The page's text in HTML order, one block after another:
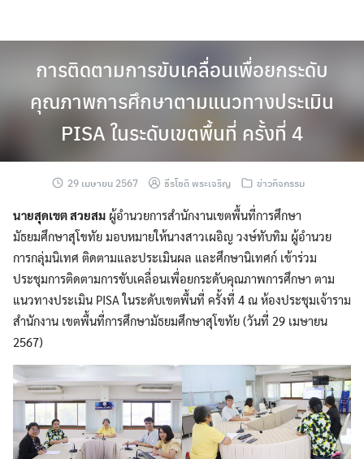
content
การติดตามการขับเคลื่อนเพื่อยกระดับ
คุณภาพการศึกษาตามแนวทางประเมิน
PISA ในระดับเขตพื้นที่ ครั้งที่ 4
29 เมษายน 2567 ธีรโชติ พระเจริญ ข่าวกิจกรรม
นายสุดเขต สวยสม ผู้อำนวยการสำนักงานเขตพื้นที่การศึกษา
มัธยมศึกษาสุโขทัย มอบหมายให้นางสาวเผอิญ วงษ์ทับทิม ผู้อำนวย
การกลุ่มนิเทศ ติดตามและประเมินผล และศึกษานิเทศก์ เข้าร่วม
ประชุมการติดตามการขับเคลื่อนเพื่อยกระดับคุณภาพการศึกษา ตาม
แนวทางประเมิน PISA ในระดับเขตพื้นที่ ครั้งที่ 4 ณ ห้องประชุมเจ้าราม
สำนักงาน เขตพื้นที่การศึกษามัธยมศึกษาสุโขทัย (วันที่ 29 เมษายน
2567)